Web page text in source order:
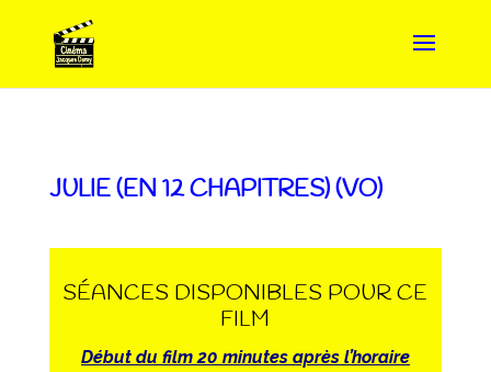
JULIE (EN 12 CHAPITRES) (VO)
SÉANCES DISPONIBLES POUR CE
FILM
Début du film 20 minutes après l’horaire